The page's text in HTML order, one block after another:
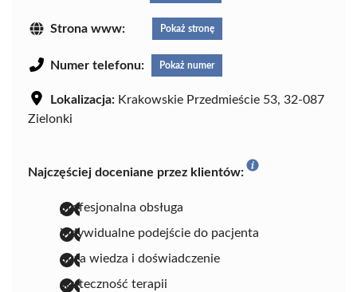
Strona www: Pokaż stronę
Numer telefonu: Pokaż numer
Lokalizacja: Krakowskie Przedmieście 53, 32-087
Zielonki
Najczęściej doceniane przez klientów:
profesjonalna obsługa
indywidualne podejście do pacjenta
duża wiedza i doświadczenie
skuteczność terapii